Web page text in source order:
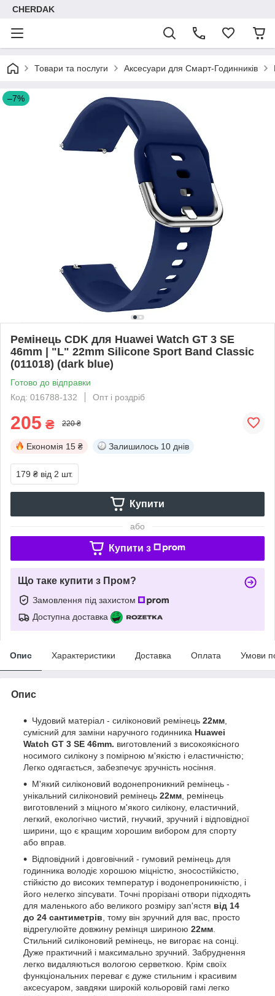
CHERDAK
Товари та послуги Аксесуари для Смарт-Годинників
–7%
Ремінець CDK для Huawei Watch GT 3 SE
46mm | "L" 22mm Silicone Sport Band Classic
(011018) (dark blue)
Готово до відправки
Код: 016788-132
Опт і роздріб
205 ₴ 220 ₴
Економія 15 ₴ Залишилось 10 днів
179 ₴ від 2 шт.
Купити
або
Купити з
Що таке купити з Пром?
Замовлення під захистом
Доступна доставка
Опис Характеристики Доставка Оплата Умови
Опис
Чудовий матеріал - силіконовий ремінець 22мм
сумісний для заміни наручного годинника Huawei
Watch GT 3 SE 46mm. виготовлений з високоякісного
носимого силікону з помірною м'якістю і еластичністю;
Легко одягається, забезпечує зручність носіння.
М'який силіконовий водонепроникний ремінець -
унікальний силіконовий ремінець 22мм , ремінець
виготовлений з міцного м'якого силікону, еластичний,
легкий, екологічно чистий, гнучкий, зручний і відповідної
ширини, що є кращим хорошим вибором для спорту
або вправ.
Відповідний і довговічний - гумовий ремінець для
годинника володіє хорошою міцністю, зносостійкістю,
стійкістю до високих температур і водонепроникністю, і
його нелегко зіпсувати. Точні прорізані отвори підходять
для маленького або великого розміру зап'ястя від 14
до 24 сантиметрів , тому він зручний для вас, просто
відрегулюйте довжину ремінця шириною 22мм
Стильний силіконовий ремінець, не вигорає на сонці.
Дуже практичний і максимально зручний. Забруднення
легко видаляються вологою серветкою. Крім своїх
функціональних переваг є дуже стильним і красивим
аксесуаром, завдяки широкій кольоровій гамі легко